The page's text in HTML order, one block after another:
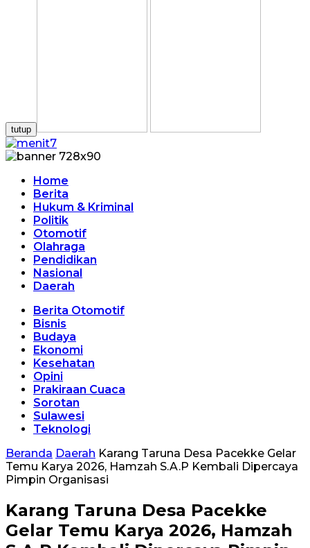
tutup
Home
Berita
Hukum & Kriminal
Politik
Otomotif
Olahraga
Pendidikan
Nasional
Daerah
Berita Otomotif
Bisnis
Budaya
Ekonomi
Kesehatan
Opini
Prakiraan Cuaca
Sorotan
Sulawesi
Teknologi
Beranda Daerah Karang Taruna Desa Pacekke Gelar
Temu Karya 2026, Hamzah S.A.P Kembali Dipercaya
Pimpin Organisasi
Karang Taruna Desa Pacekke
Gelar Temu Karya 2026, Hamzah